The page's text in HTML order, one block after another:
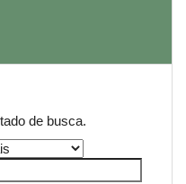
de busca.